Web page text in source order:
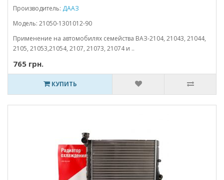
Производитель: ДААЗ
Модель: 21050-1301012-90
Применение на автомобилях семейства ВАЗ-2104, 21043, 21044,
2105, 21053,21054, 2107, 21073, 21074 и ..
765 грн.
КУПИТЬ